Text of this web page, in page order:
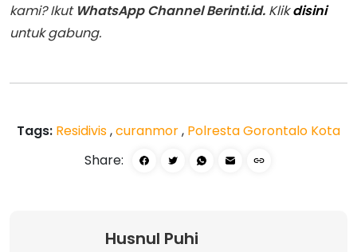
kami? Ikut WhatsApp Channel Berinti.id. Klikdisini
untuk gabung.
Tags: Residivis,curanmor, Polresta Gorontalo Kota
Share:
Husnul Puhi